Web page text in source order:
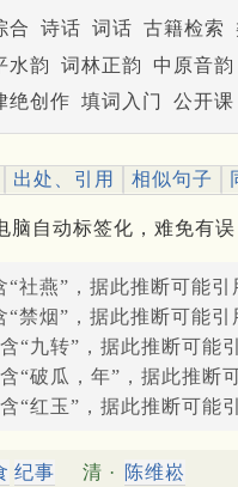
合 诗话 词话 古籍检索
水韵 词林正韵 中原音韵
绝创作 填词入门 公开课
出处、引用 相似句子
脑自动标签化，难免有误
“社燕”，据此推断可能引
“禁烟”，据此推断可能引
“九转”，据此推断可能
“破瓜，年”，据此推断
“红玉”，据此推断可能
纪事 清 · 陈维崧